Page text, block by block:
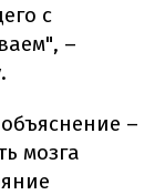
с
–
–
мозга